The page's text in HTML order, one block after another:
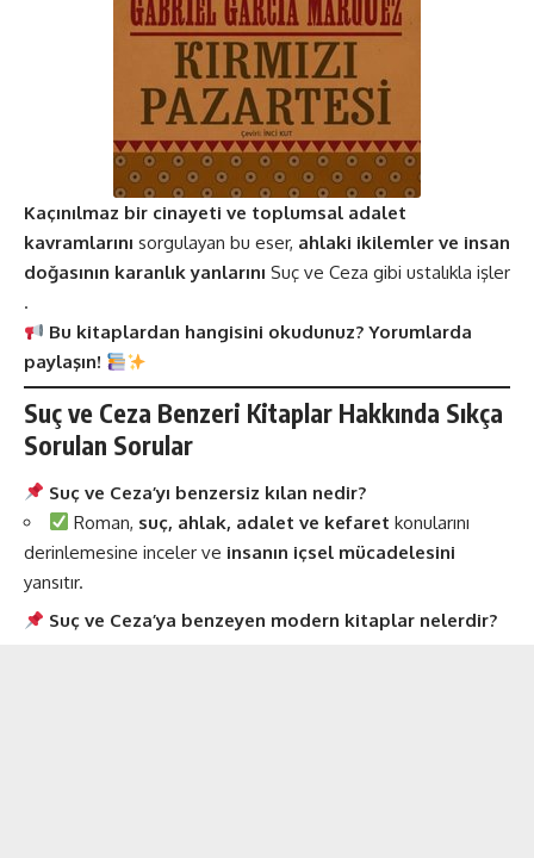
Kaçınılmaz bir cinayeti ve toplumsal adalet
kavramlarını sorgulayan bu eser, ahlaki ikilemler ve insan
doğasının karanlık yanlarını Suç ve Ceza gibi ustalıkla işler​​
.
Bu kitaplardan hangisini okudunuz? Yorumlarda
paylaşın!
Suç ve Ceza Benzeri Kitaplar Hakkında Sıkça
Sorulan Sorular
Suç ve Ceza’yı benzersiz kılan nedir?
Roman, suç, ahlak, adalet ve kefaret konularını
derinlemesine inceler ve insanın içsel mücadelesini
yansıtır.
Suç ve Ceza’ya benzeyen modern kitaplar nelerdir?